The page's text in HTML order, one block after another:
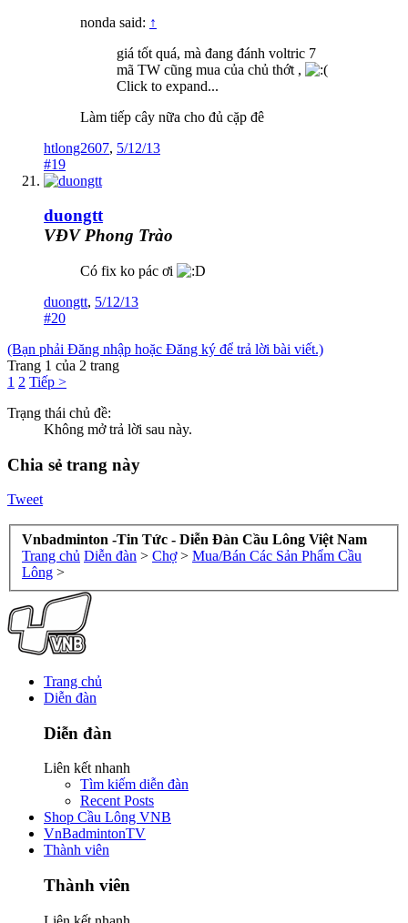
nonda said: ↑
giá tốt quá, mà đang đánh voltric 7
mã TW cũng mua của chủ thớt ,
Click to expand...
Làm tiếp cây nữa cho đủ cặp đê
htlong2607, 5/12/13
#19
duongtt
VĐV Phong Trào
Có fix ko pác ơi
duongtt, 5/12/13
#20
(Bạn phải Đăng nhập hoặc Đăng ký để trả lời bài viết.)
Trang 1 của 2 trang
1 2 Tiếp >
Trạng thái chủ đề:
Không mở trả lời sau này.
Chia sẻ trang này
Tweet
Vnbadminton -Tin Tức - Diễn Đàn Cầu Lông Việt Nam
Trang chủ Diễn đàn > Chợ > Mua/Bán Các Sản Phẩm Cầu
Lông >
Trang chủ
Diễn đàn
Diễn đàn
Liên kết nhanh
Tìm kiếm diễn đàn
Recent Posts
Shop Cầu Lông VNB
VnBadmintonTV
Thành viên
Thành viên